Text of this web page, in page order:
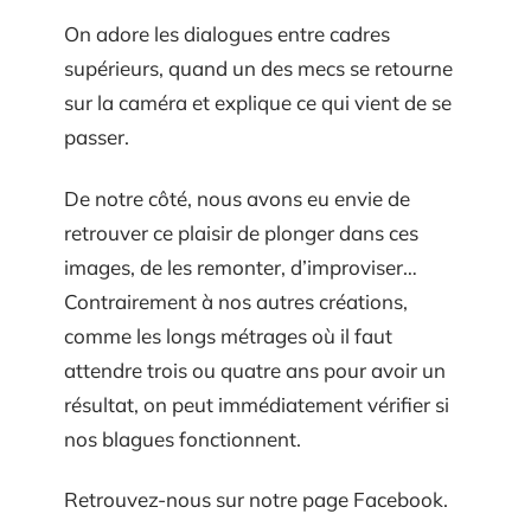
On adore les dialogues entre cadres
supérieurs, quand un des mecs se retourne
sur la caméra et explique ce qui vient de se
passer.
De notre côté, nous avons eu envie de
retrouver ce plaisir de plonger dans ces
images, de les remonter, d’improviser…
Contrairement à nos autres créations,
comme les longs métrages où il faut
attendre trois ou quatre ans pour avoir un
résultat, on peut immédiatement vérifier si
nos blagues fonctionnent.
Retrouvez-nous sur notre page Facebook.